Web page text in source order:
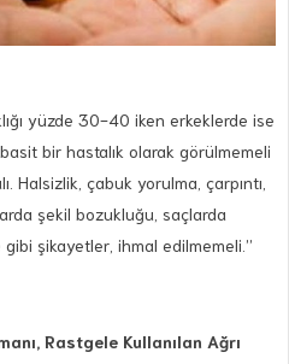
yüzde 30-40 iken erkeklerde ise
bir hastalık olarak görülmemeli
Halsizlik, çabuk yorulma, çarpıntı,
şekil bozukluğu, saçlarda
şikayetler, ihmal edilmemeli.”
Rastgele Kullanılan Ağrı